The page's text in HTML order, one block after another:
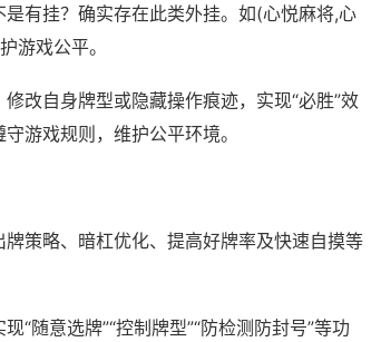
有挂？确实存在此类外挂。如(心悦麻将,心
游戏公平。
改自身牌型或隐藏操作痕迹，实现“必胜”效
游戏规则，维护公平环境。
策略、暗杠优化、提高好牌率及快速自摸等
“随意选牌”“控制牌型”“防检测防封号”等功